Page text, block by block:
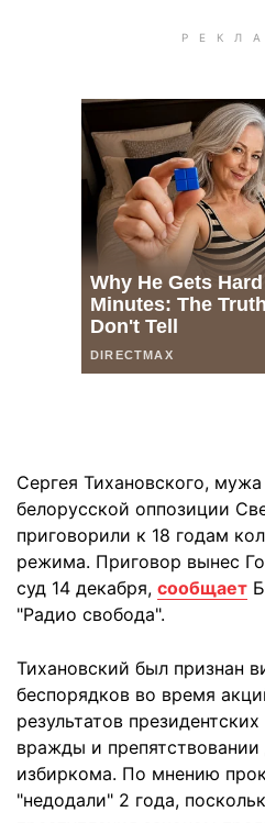
Сергея Тихановского,
белорусской оппозиции
приговорили к 18 годам
режима. Приговор вынес
суд 14 декабря, сообщает
"Радио свобода".
Тихановский был признан
беспорядков во время
результатов
вражды и препятствовании
избиркома. По мнению
"недодали" 2 года,